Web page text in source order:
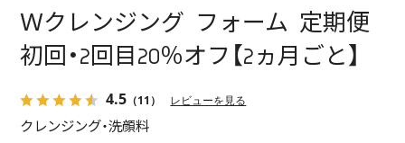
Ｗクレンジング フォーム 定期便
初回・2回目20％オフ【2ヵ月ごと】
4.5 （11） レビューを見る
クレンジング・洗顔料